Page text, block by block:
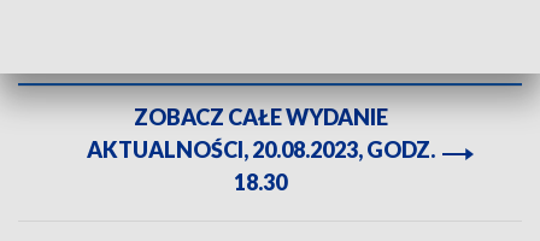
ZOBACZ CAŁE WYDANIE
AKTUALNOŚCI, 20.08.2023, GODZ.
18.30